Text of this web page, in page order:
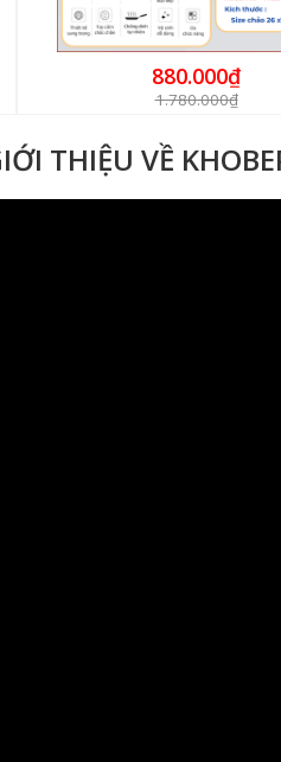
880.000₫
1.780.000₫
THIỆU VỀ